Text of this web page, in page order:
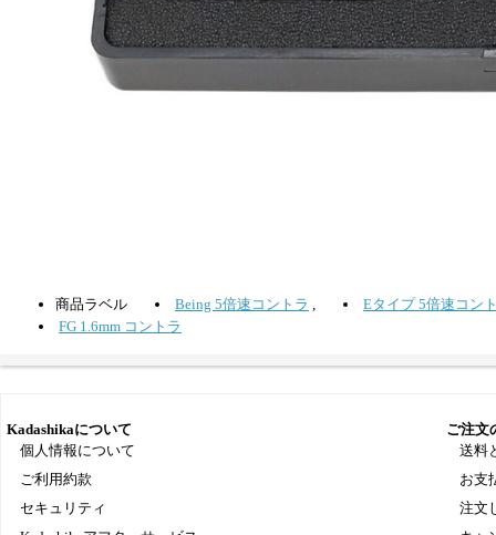
商品ラベル Being 5倍速コントラ
Eタイプ 5倍速コン
FG 1.6mm コントラ
Kadashikaについて
個人情報について
ご利用約款
セキュリティ
ご注文
送料
お支
注文